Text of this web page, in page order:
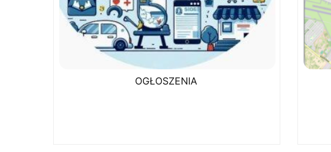
OGŁOSZENIA